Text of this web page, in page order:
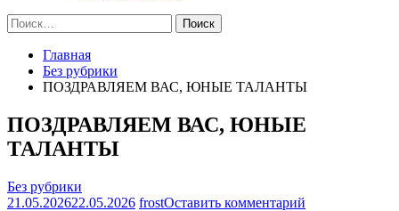
Найти:
Главная
Без рубрики
ПОЗДРАВЛЯЕМ ВАС, ЮНЫЕ ТАЛАНТЫ
ПОЗДРАВЛЯЕМ ВАС, ЮНЫЕ
ТАЛАНТЫ
Без рубрики
21.05.202622.05.2026 frostОставить комментарий